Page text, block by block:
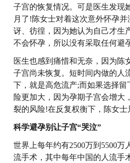
子宫的恢复情况。可是医生发现
月了!陈女士对着这次意外怀孕
讶、彷徨，因为她认为自己才生
不会怀孕，所以没有采取任何避
医生也感到痛惜和无奈，因为陈
子宫尚未恢复。短时间内做的人
下，就是高危流产;而如果选择
险更加大，因为孕期子宫会增大
裂的风险!在反复权衡下，陈女
科学避孕别让子宫“哭泣”
世界上每年约有2500万到5500万
流手术，其中每年中国的人流手